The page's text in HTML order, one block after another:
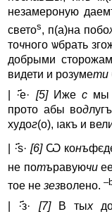
незамеронyю
светоs, п(а)на побо
точного ѡбрать
добрыми
видети и розyмети
| ·҃е· [5] Иже смы
прото абы вод
хyдог(о), ıaкъ и
| ·҃ѕ·[6] Ѡ конъ
не потъравyючи
тое незезволено.
| ·҃з· [7] В тых